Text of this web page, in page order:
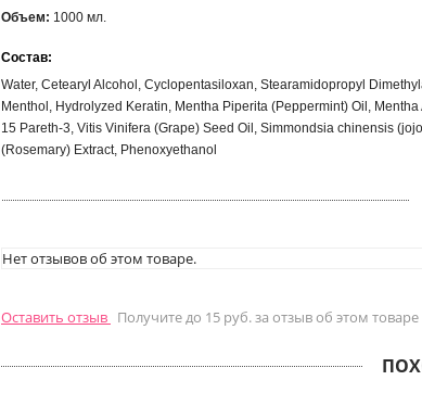
Объем: 1000 мл.
Состав:
Water, Cetearyl Alcohol, Cyclopentasiloxan, Stearamidopropyl
Menthol, Hydrolyzed Keratin, Mentha Piperita (Peppermint) Oil,
15 Pareth-3, Vitis Vinifera (Grape) Seed Oil, Simmondsia chinensis
(Rosemary) Extract, Phenoxyethanol
Нет отзывов об этом товаре.
Оставить отзыв Получите до 15 руб. за отзыв об этом товаре